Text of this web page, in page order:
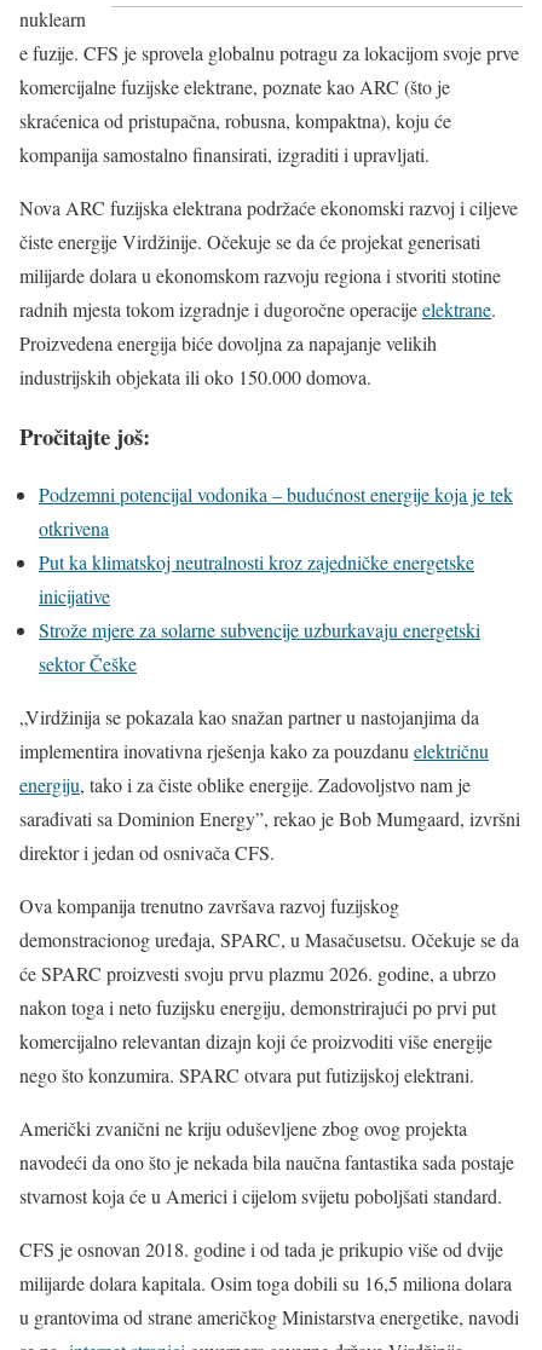
nuklearn
e fuzije. CFS je sprovela globalnu potragu za lokacijom svoje prve
komercijalne fuzijske elektrane, poznate kao ARC (što je
skraćenica od pristupačna, robusna, kompaktna), koju će
kompanija samostalno finansirati, izgraditi i upravljati.
Nova ARC fuzijska elektrana podržaće ekonomski razvoj i ciljeve
čiste energije Virdžinije. Očekuje se da će projekat generisati
milijarde dolara u ekonomskom razvoju regiona i stvoriti stotine
radnih mjesta tokom izgradnje i dugoročne operacijeelektrane.
Proizvedena energija biće dovoljna za napajanje velikih
industrijskih objekata ili oko 150.000 domova.
Pročitajte još:
Podzemni potencijal vodonika – budućnost energije koja je tek
otkrivena
Put ka klimatskoj neutralnosti kroz zajedničke energetske
inicijative
Strože mjere za solarne subvencije uzburkavaju energetski
sektor Češke
„Virdžinija se pokazala kao snažan partner u nastojanjima da
implementira inovativna rješenja kako za pouzdanuelektričnu
energiju, tako i za čiste oblike energije. Zadovoljstvo nam je
sarađivati sa Dominion Energy”, rekao je Bob Mumgaard, izvršni
direktor i jedan od osnivača CFS.
Ova kompanija trenutno završava razvoj fuzijskog
demonstracionog uređaja, SPARC, u Masačusetsu. Očekuje se da
će SPARC proizvesti svoju prvu plazmu 2026. godine, a ubrzo
nakon toga i neto fuzijsku energiju, demonstrirajući po prvi put
komercijalno relevantan dizajn koji će proizvoditi više energije
nego što konzumira. SPARC otvara put futizijskoj elektrani.
Američki zvanični ne kriju oduševljene zbog ovog projekta
navodeći da ono što je nekada bila naučna fantastika sada postaje
stvarnost koja će u Americi i cijelom svijetu poboljšati standard.
CFS je osnovan 2018. godine i od tada je prikupio više od dvije
milijarde dolara kapitala. Osim toga dobili su 16,5 miliona dolara
u grantovima od strane američkog Ministarstva energetike, navodi